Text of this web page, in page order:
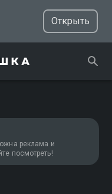
Открыть
реклама и
посмотреть!